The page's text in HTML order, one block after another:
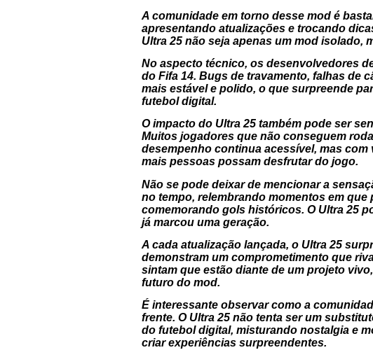
A comunidade em torno desse mod é
apresentando atualizações e trocando
Ultra 25 não seja apenas um mod isolado,
No aspecto técnico, os desenvolvedores
do Fifa 14. Bugs de travamento, falhas de
mais estável e polido, o que surpreende
futebol digital.
O impacto do Ultra 25 também pode ser
Muitos jogadores que não conseguem
desempenho continua acessível, mas
mais pessoas possam desfrutar do jogo.
Não se pode deixar de mencionar a
no tempo, relembrando momentos em
comemorando gols históricos. O Ultra 25
já marcou uma geração.
A cada atualização lançada, o Ultra 25
demonstram um comprometimento que
sintam que estão diante de um projeto
futuro do mod.
É interessante observar como a
frente. O Ultra 25 não tenta ser um
do futebol digital, misturando nostalgia e
criar experiências surpreendentes.